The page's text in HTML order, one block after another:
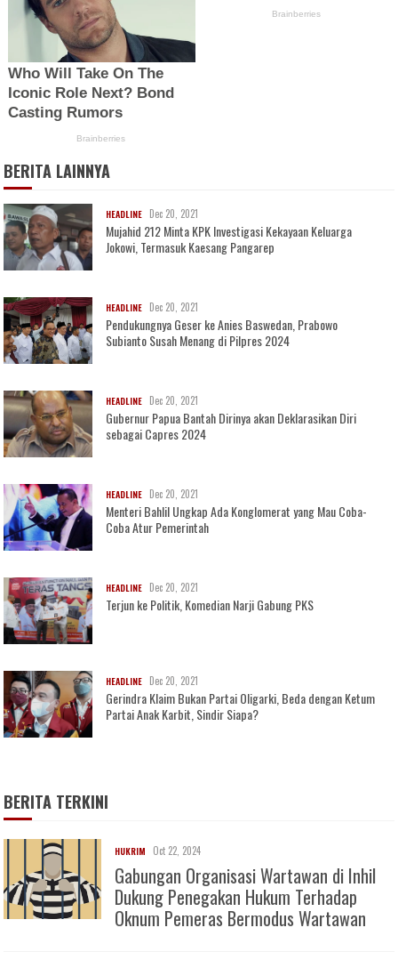
BERITA LAINNYA
HEADLINE Dec 20, 2021
Mujahid 212 Minta KPK Investigasi Kekayaan Keluarga
Jokowi, Termasuk Kaesang Pangarep
HEADLINE Dec 20, 2021
Pendukungnya Geser ke Anies Baswedan, Prabowo
Subianto Susah Menang di Pilpres 2024
HEADLINE Dec 20, 2021
Gubernur Papua Bantah Dirinya akan Deklarasikan Diri
sebagai Capres 2024
HEADLINE Dec 20, 2021
Menteri Bahlil Ungkap Ada Konglomerat yang Mau Coba-
Coba Atur Pemerintah
HEADLINE Dec 20, 2021
Terjun ke Politik, Komedian Narji Gabung PKS
HEADLINE Dec 20, 2021
Gerindra Klaim Bukan Partai Oligarki, Beda dengan Ketum
Partai Anak Karbit, Sindir Siapa?
BERITA TERKINI
HUKRIM Oct 22, 2024
Gabungan Organisasi Wartawan di Inhil
Dukung Penegakan Hukum Terhadap
Oknum Pemeras Bermodus Wartawan